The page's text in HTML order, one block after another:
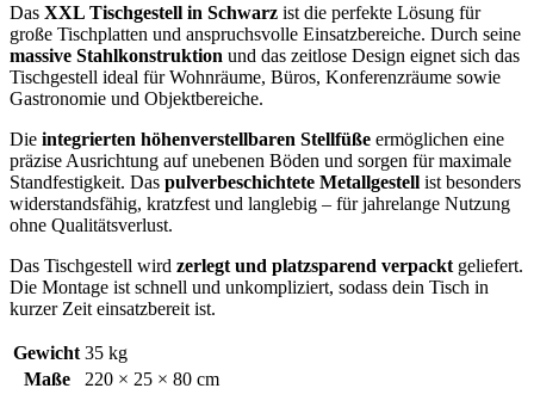
Das XXL Tischgestell in Schwarz ist die perfekte Lösung für
große Tischplatten und anspruchsvolle Einsatzbereiche. Durch seine
massive Stahlkonstruktion und das zeitlose Design eignet sich das
Tischgestell ideal für Wohnräume, Büros, Konferenzräume sowie
Gastronomie und Objektbereiche.
Die integrierten höhenverstellbaren Stellfüße ermöglichen eine
präzise Ausrichtung auf unebenen Böden und sorgen für maximale
Standfestigkeit. Das pulverbeschichtete Metallgestell ist besonders
widerstandsfähig, kratzfest und langlebig – für jahrelange Nutzung
ohne Qualitätsverlust.
Das Tischgestell wird zerlegt und platzsparend verpackt geliefert.
Die Montage ist schnell und unkompliziert, sodass dein Tisch in
kurzer Zeit einsatzbereit ist.
Gewicht 35 kg
Maße
220 × 25 × 80 cm